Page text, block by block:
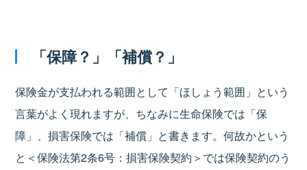
「保障？」「補償？」
保険金が支払われる範囲として「ほしょう範囲」という
言葉がよく現れますが、ちなみに生命保険では「保
障」、損害保険では「補償」と書きます。何故かという
と＜保険法第2条6号：損害保険契約＞では保険契約のう